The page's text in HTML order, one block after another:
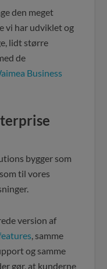
den meget
vi har udviklet og
lidt større
de
Business
bygger som
til vores
version af
, samme
og samme
gør, at kunderne